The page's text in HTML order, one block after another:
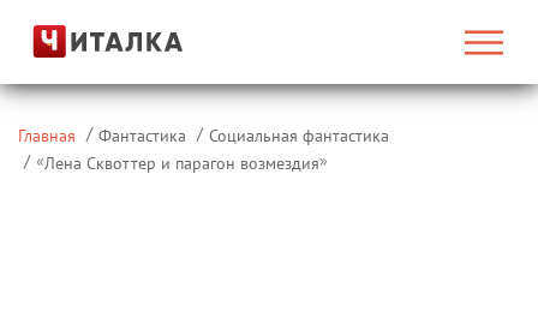
Главная Фантастика
Социальная фантастика
«Лена Сквоттер и парагон возмездия»